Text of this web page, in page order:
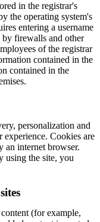
in the registrar's
the operating system's
entering a username
by firewalls and other
of the registrar
contained in the
contained in the
personalization and
experience. Cookies are
an internet browser.
using the site, you
(for example,